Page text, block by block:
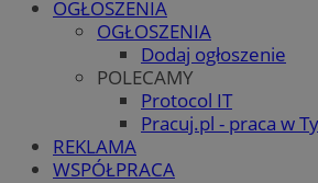
OGŁOSZENIA
OGŁOSZENIA
Dodaj ogłoszenie
POLECAMY
Protocol IT
Pracuj.pl - praca w
REKLAMA
WSPÓŁPRACA